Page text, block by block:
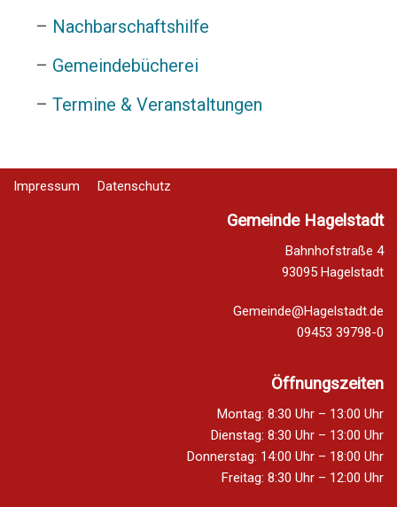
– Nachbarschaftshilfe
– Gemeindebücherei
– Termine & Veranstaltungen
Impressum Datenschutz
Gemeinde Hagelstadt
Bahnhofstraße 4
93095 Hagelstadt
Gemeinde@Hagelstadt.de
09453 39798-0
Öffnungszeiten
Montag: 8:30 Uhr – 13:00 Uhr
Dienstag: 8:30 Uhr – 13:00 Uhr
Donnerstag: 14:00 Uhr – 18:00 Uhr
Freitag: 8:30 Uhr – 12:00 Uhr